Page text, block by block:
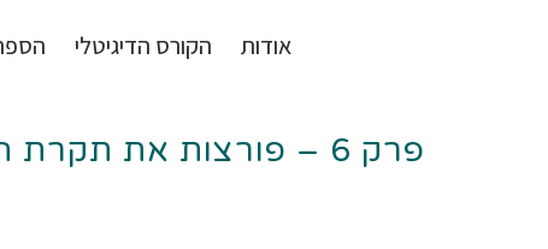
אודות הקורס הדיגיטלי
פרק 6 – פורצות את תקרת הזכוכית